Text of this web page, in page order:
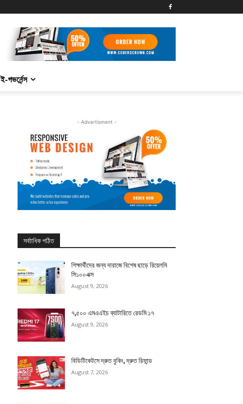
ই-গভর্নেন্স
- Advertisment -
সর্বাাধিক পঠিত
শিক্ষার্থীদের জন্য দারাজে বিশেষ ছাড়ে রিয়েলমি
সি১০০এক্স
August 9, 2026
৭,৫০০ এমএএইচ ব্যাটারিতে রেডমি ১৭
August 9, 2026
বিডিটিকেটসে দ্রুত বুকিং, দ্রুত রিফান্ড
August 7, 2026